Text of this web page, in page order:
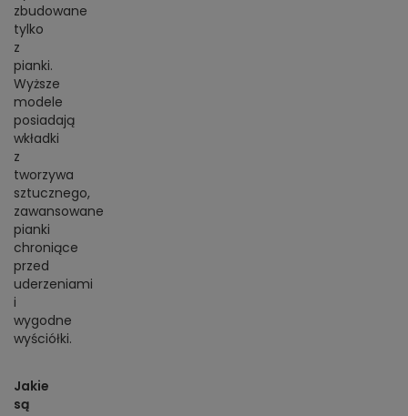
zbudowane
tylko
z
pianki.
Wyższe
modele
posiadają
wkładki
z
tworzywa
sztucznego,
zawansowane
pianki
chroniące
przed
uderzeniami
i
wygodne
wyściółki.
Jakie
są